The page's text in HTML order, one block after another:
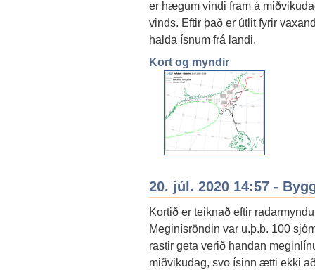
er hægum vindi fram á
vinds. Eftir það er útlit fyrir
halda ísnum frá landi.
Kort og myndir
20. júl. 2020 14:57 -
Kortið er teiknað eftir
Meginísröndin var u.þ.b. 100
rastir geta verið handan
miðvikudag, svo ísinn ætti ekki